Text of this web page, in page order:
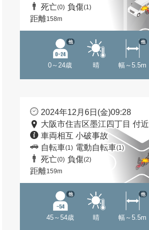
死亡(0) 負傷(1)
距離158m
0～24歳
他
晴 幅～5.5m
他
2024年12月6日(金)09:28
大阪市住吉区墨江四丁目 付近
車両相互 小破事故
自転車(1) 電動自転車(1)
死亡(0) 負傷(2)
距離159m
45～54歳
他
晴 幅～5.5m
他